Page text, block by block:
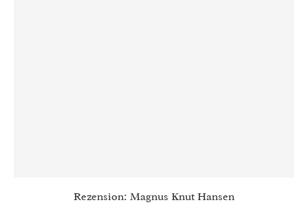
Rezension: Magnus Knut Hansen